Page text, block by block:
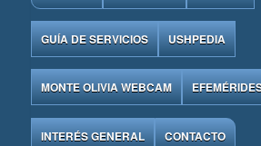
GUÍA DE SERVICIOS USHPEDIA
MONTE OLIVIA WEBCAM
INTERÉS GENERAL CONTACTO